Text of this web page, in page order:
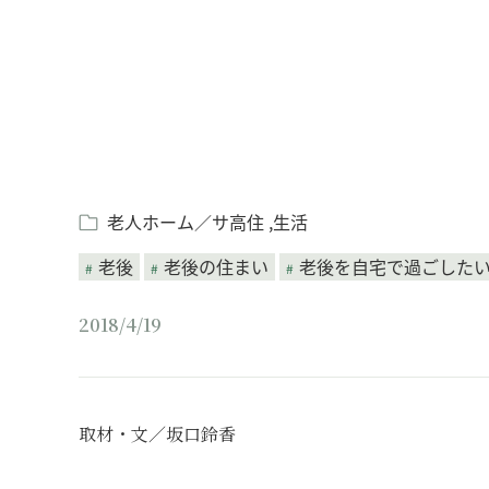
老人ホーム／サ高住 生活
老後
老後の住まい 老後を自宅で過ごした
2018/4/19
取材・文／坂口鈴香